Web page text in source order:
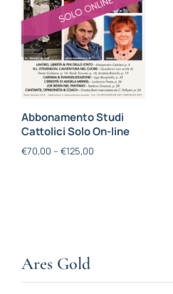
Abbonamento Studi
Cattolici Solo On-line
€70,00 – €125,00
Ares Gold